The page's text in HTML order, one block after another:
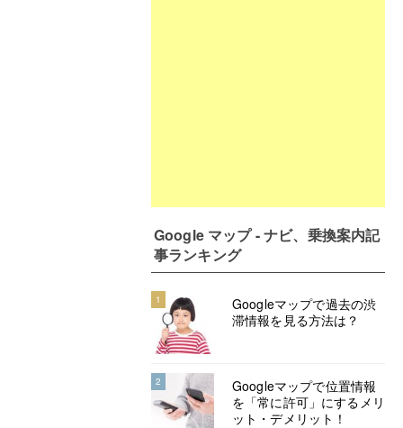
Google マップ - ナビ、乗換案内記
事ランキング
1
Googleマップで過去の渋
滞情報を見る方法は？
2
Googleマップで位置情報
を「常に許可」にするメリ
ット・デメリット！